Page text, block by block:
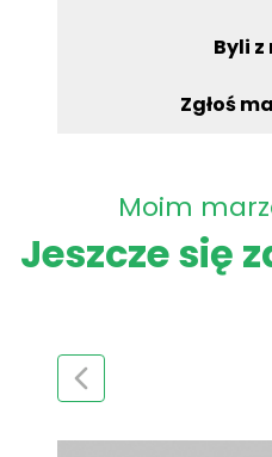
Byli
Zgłoś
Moim
Jeszcze się